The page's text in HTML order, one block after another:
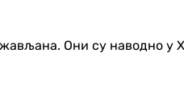
Они су наводно у